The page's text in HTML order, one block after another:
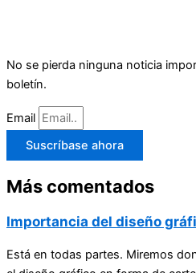
No se pierda ninguna noticia
boletín.
Email
Suscríbase ahora
Más comentados
Importancia del diseño
Está en todas partes. Miremos